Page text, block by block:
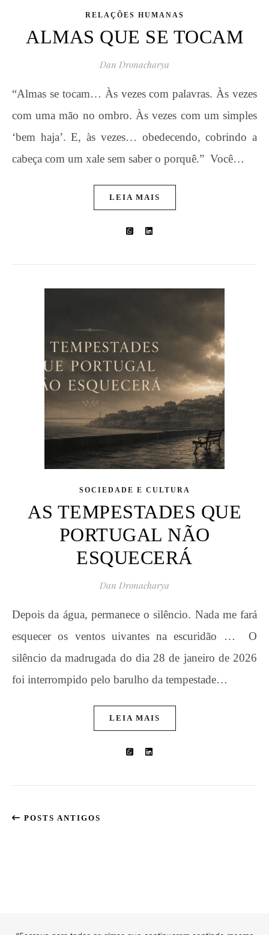
RELAÇÕES HUMANAS
ALMAS QUE SE TOCAM
Dan Dronacharya
“Almas se tocam… Às vezes com palavras. Às vezes
com uma mão no ombro. Às vezes com um simples
‘bem haja’. E, às vezes… obedecendo, cobrindo a
cabeça com um xale sem saber o porquê.” Você…
LEIA MAIS
SOCIEDADE E CULTURA
AS TEMPESTADES QUE
PORTUGAL NÃO
ESQUECERÁ
Dan Dronacharya
Depois da água, permanece o silêncio. Nada me fará
esquecer os ventos uivantes na escuridão … O
silêncio da madrugada do dia 28 de janeiro de 2026
foi interrompido pelo barulho da tempestade…
LEIA MAIS
POSTS ANTIGOS